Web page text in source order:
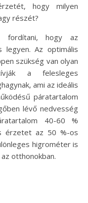
hogy milyen
részét?
fordítani, hogy az
legyen. Az optimális
szükség van olyan
a felesleges
ami az ideális
páratartalom
lévő nedvesség
40-60 %
érzetet az 50 %-os
higrométer is
otthonokban.